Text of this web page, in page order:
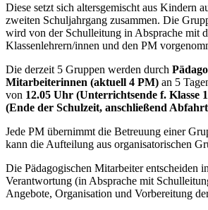
Diese setzt sich altersgemischt aus Kindern
zweiten Schuljahrgang zusammen. Die
wird von der Schulleitung in Absprache mit
Klassenlehrern/innen und den PM
Die derzeit 5 Gruppen werden durch
Mitarbeiterinnen (aktuell 4 PM) an 5
von 12.05 Uhr (Unterrichtsende f. Klasse
(Ende der Schulzeit, anschließend
Jede PM übernimmt die Betreuung einer
kann die Aufteilung aus organisatorischen
Die Pädagogischen Mitarbeiter entscheiden
Verantwortung (in Absprache mit
Angebote, Organisation und Vorbereitung